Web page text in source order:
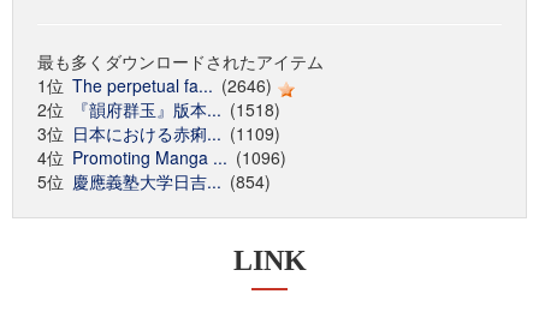
最も多くダウンロードされたアイテム
1位 The perpetual fa... (2646)
2位
『韻府群玉』版本... (1518)
3位 日本における赤痢... (1109)
4位 Promoting Manga ... (1096)
5位 慶應義塾大学日吉... (854)
LINK